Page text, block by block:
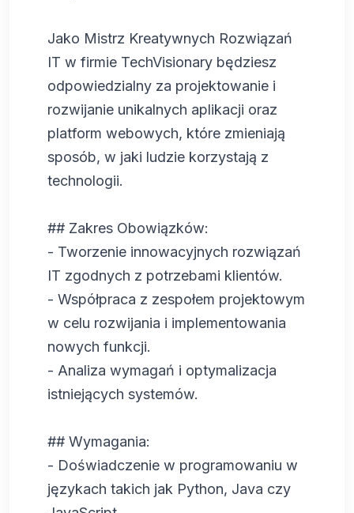
Jako Mistrz Kreatywnych Rozwiązań
IT w firmie TechVisionary będziesz
odpowiedzialny za projektowanie i
rozwijanie unikalnych aplikacji oraz
platform webowych, które zmieniają
sposób, w jaki ludzie korzystają z
technologii.
## Zakres Obowiązków:
- Tworzenie innowacyjnych rozwiązań
IT zgodnych z potrzebami klientów.
- Współpraca z zespołem projektowym
w celu rozwijania i implementowania
nowych funkcji.
- Analiza wymagań i optymalizacja
istniejących systemów.
## Wymagania:
- Doświadczenie w programowaniu w
językach takich jak Python, Java czy